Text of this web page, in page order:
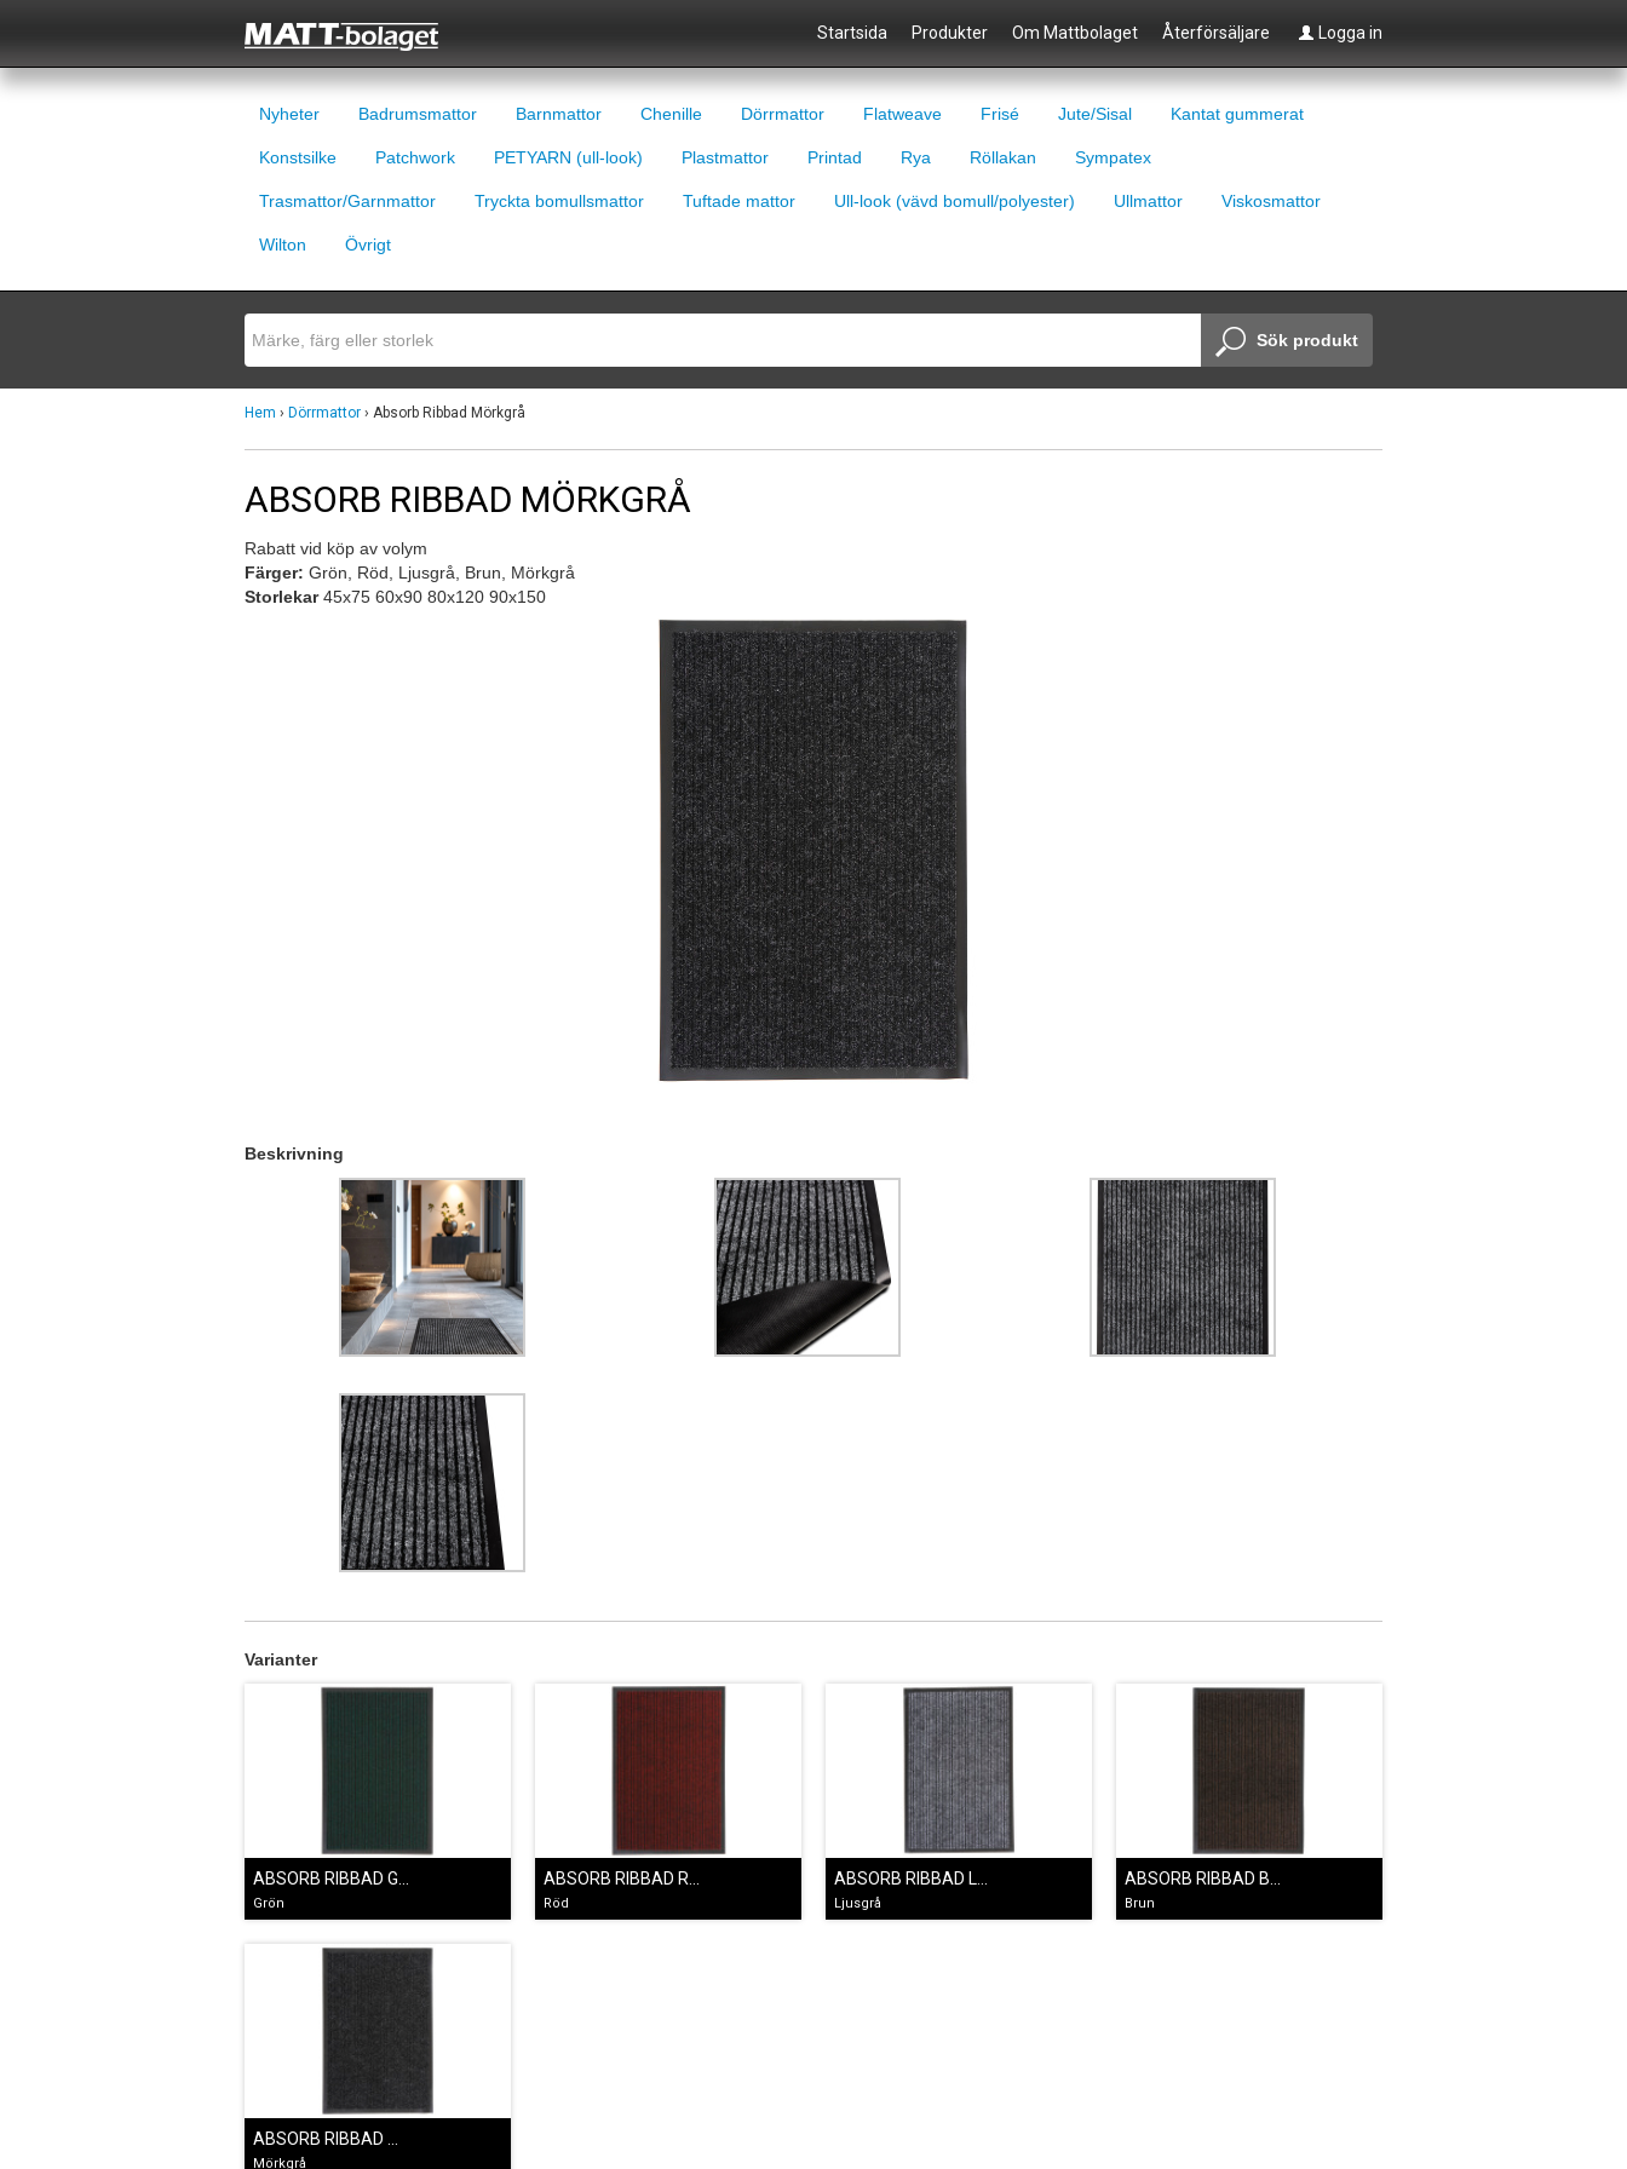
Startsida Produkter Om Mattbolaget Återförsäljare Logga in
Nyheter Badrumsmattor Barnmattor Chenille Dörrmattor Flatweave Frisé Jute/Sisal Kantat gummerat
Konstsilke Patchwork PETYARN (ull-look) Plastmattor Printad Rya Röllakan Sympatex
Trasmattor/Garnmattor Tryckta bomullsmattor Tuftade mattor Ull-look (vävd bomull/polyester) Ullmattor Viskosmattor
Wilton Övrigt
Sök produkt
Hem › Dörrmattor › Absorb Ribbad Mörkgrå
ABSORB RIBBAD MÖRKGRÅ
Rabatt vid köp av volym
Färger: Grön, Röd, Ljusgrå, Brun, Mörkgrå
Storlekar45x75 60x90 80x120 90x150
Beskrivning
Varianter
Grön Röd Ljusgrå Brun
Mörkgrå